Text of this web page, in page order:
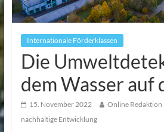
Internationale Förderklassen
Die
dem Wasser auf
15. November 2022 Online Redaktion
nachhaltige Entwicklung